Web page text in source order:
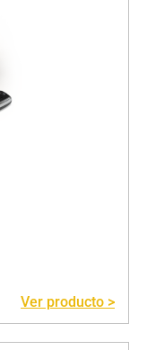
Ver producto >